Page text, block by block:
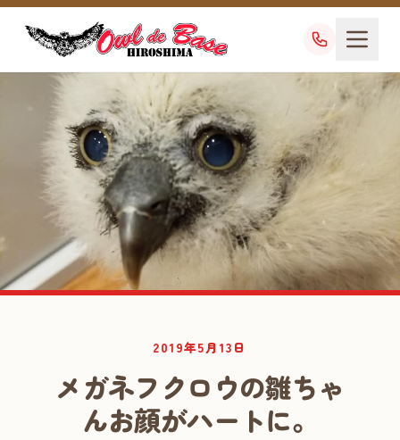
2019年5月13日
メガネフクロウの雛ちゃ
んお顔がハートに。